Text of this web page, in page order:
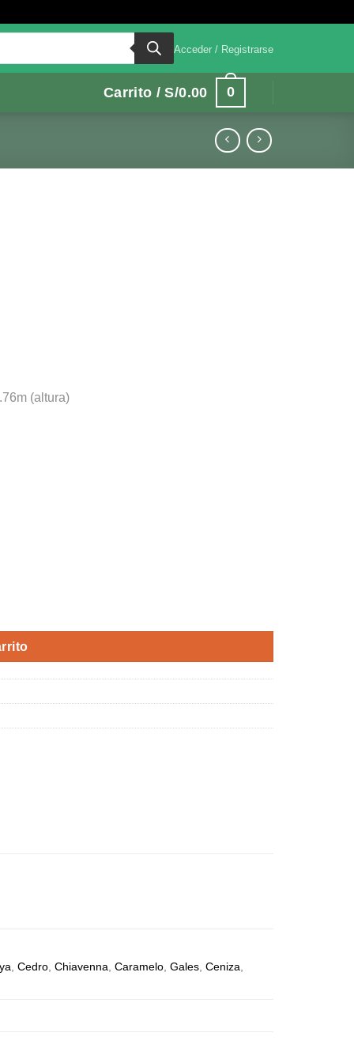
Acceder / Registrarse
Carrito /S/0.00 0
(altura)
,Cedro,Chiavenna,Caramelo,Gales,Ceniza,